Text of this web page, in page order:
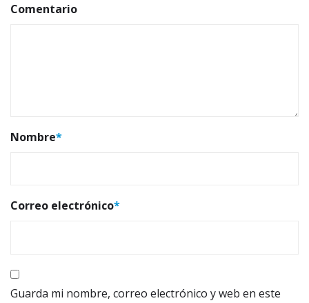
Comentario
Nombre*
Correo electrónico*
Guarda mi nombre, correo electrónico y web en este